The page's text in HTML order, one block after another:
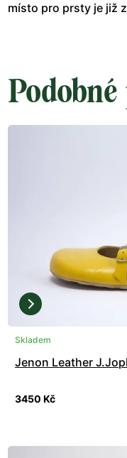
místo pro prsty je již
Skladem
Jenon Leather
3450 Kč